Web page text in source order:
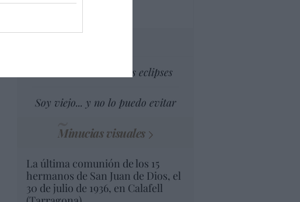
por Ignacio Aguirre
Dios es el señor de los eclipses
Soy viejo... y no lo puedo evitar
Minucias visuales
La última comunión de los 15
hermanos de San Juan de Dios, el
30 de julio de 1936, en Calafell